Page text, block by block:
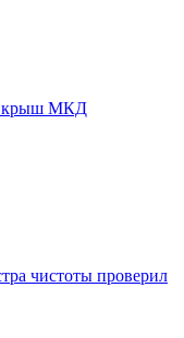
крыш МКД
чистоты проверил